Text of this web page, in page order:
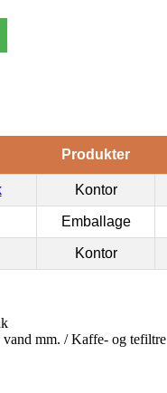
Produkter
Kontor
Emballage
Kontor
mm. / Kaffe- og tefiltre